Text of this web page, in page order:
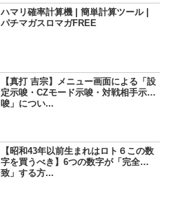
ハマリ確率計算機 | 簡単計算ツール |
パチマガスロマガFREE
【真打 吉宗】メニュー画面による「設
定示唆・CZモード示唆・対戦相手示
唆」につい...
【昭和43年以前生まれはロト６この数
字を買うべき】6つの数字が「完全一
致」する方...